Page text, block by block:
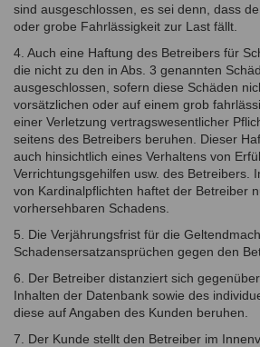
sind ausgeschlossen, es sei denn, dass
oder grobe Fahrlässigkeit zur Last fällt.
4. Auch eine Haftung des Betreibers für
die nicht zu den in Abs. 3 genannten
ausgeschlossen, sofern diese Schäden
vorsätzlichen oder auf einem grob
einer Verletzung vertragswesentlicher
seitens des Betreibers beruhen. Dieser
auch hinsichtlich eines Verhaltens von
Verrichtungsgehilfen usw. des Betreibers.
von Kardinalpflichten haftet der Betreiber
vorhersehbaren Schadens.
5. Die Verjährungsfrist für die
Schadensersatzansprüchen gegen den
6. Der Betreiber distanziert sich
Inhalten der Datenbank sowie des
diese auf Angaben des Kunden beruhen.
7. Der Kunde stellt den Betreiber im